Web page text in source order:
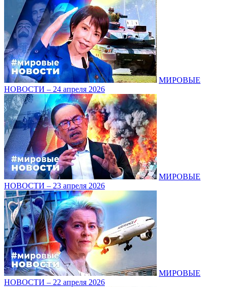
МИРОВЫЕ
НОВОСТИ – 24 апреля 2026
МИРОВЫЕ
НОВОСТИ – 23 апреля 2026
МИРОВЫЕ
НОВОСТИ – 22 апреля 2026